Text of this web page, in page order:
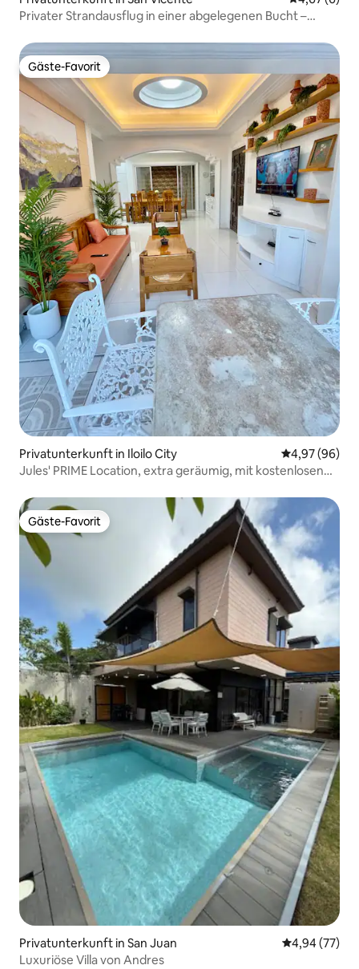
Privater Strandausflug in einer abgelegenen Bucht –
Gäste-Favorit
Gäste-Favorit
Privatunterkunft in Iloilo City
4,97 (96)
Jules' PRIME Location, extra geräumig, mit kostenlosen
Gäste-Favorit
Gäste-Favorit
Privatunterkunft in San Juan
4,94 (77)
Luxuriöse Villa von Andres